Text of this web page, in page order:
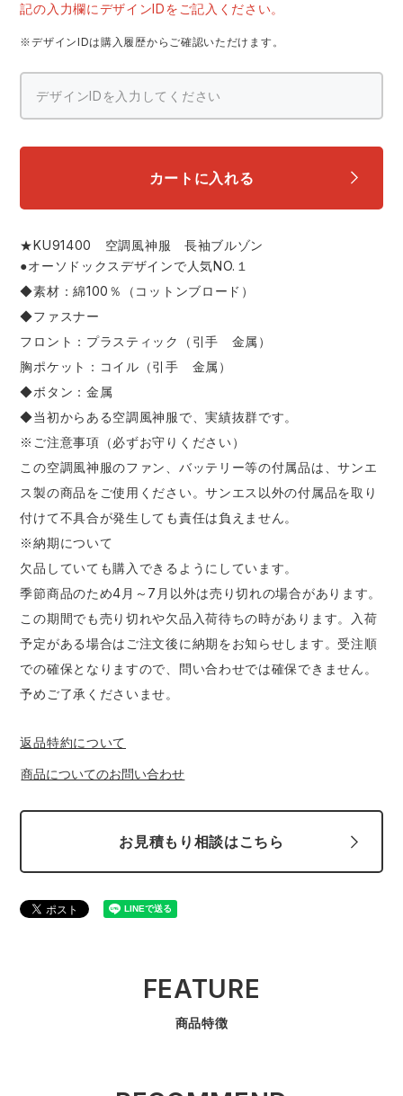
福山ゴム工業 ビッグボーン商事株式会社
記の入力欄にデザインIDをご記入ください。
※デザインIDは購入履歴からご確認いただけます。
カートに入れる
★KU91400 空調風神服 長袖ブルゾン
●オーソドックスデザインで人気NO.１
◆素材：綿100％（コットンブロード）
◆ファスナー
フロント：プラスティック（引手 金属）
胸ポケット：コイル（引手 金属）
◆ボタン：金属
◆当初からある空調風神服で、実績抜群です。
※ご注意事項（必ずお守りください）
この空調風神服のファン、バッテリー等の付属品は、サンエ
ス製の商品をご使用ください。サンエス以外の付属品を取り
付けて不具合が発生しても責任は負えません。
※納期について
欠品していても購入できるようにしています。
季節商品のため4月～7月以外は売り切れの場合があります。
この期間でも売り切れや欠品入荷待ちの時があります。入荷
予定がある場合はご注文後に納期をお知らせします。受注順
での確保となりますので、問い合わせでは確保できません。
予めご了承くださいませ。
返品特約について
商品についてのお問い合わせ
お見積もり相談はこちら
FEATURE
商品特徴